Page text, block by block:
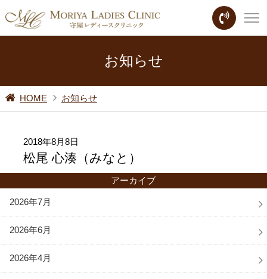
お知らせ
HOME お知らせ
2018年8月8日
松尾 心湊（みなと）
アーカイブ
2026年7月
2026年6月
2026年4月